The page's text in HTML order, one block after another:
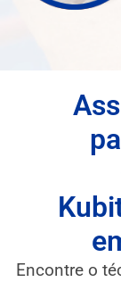
Encontre o